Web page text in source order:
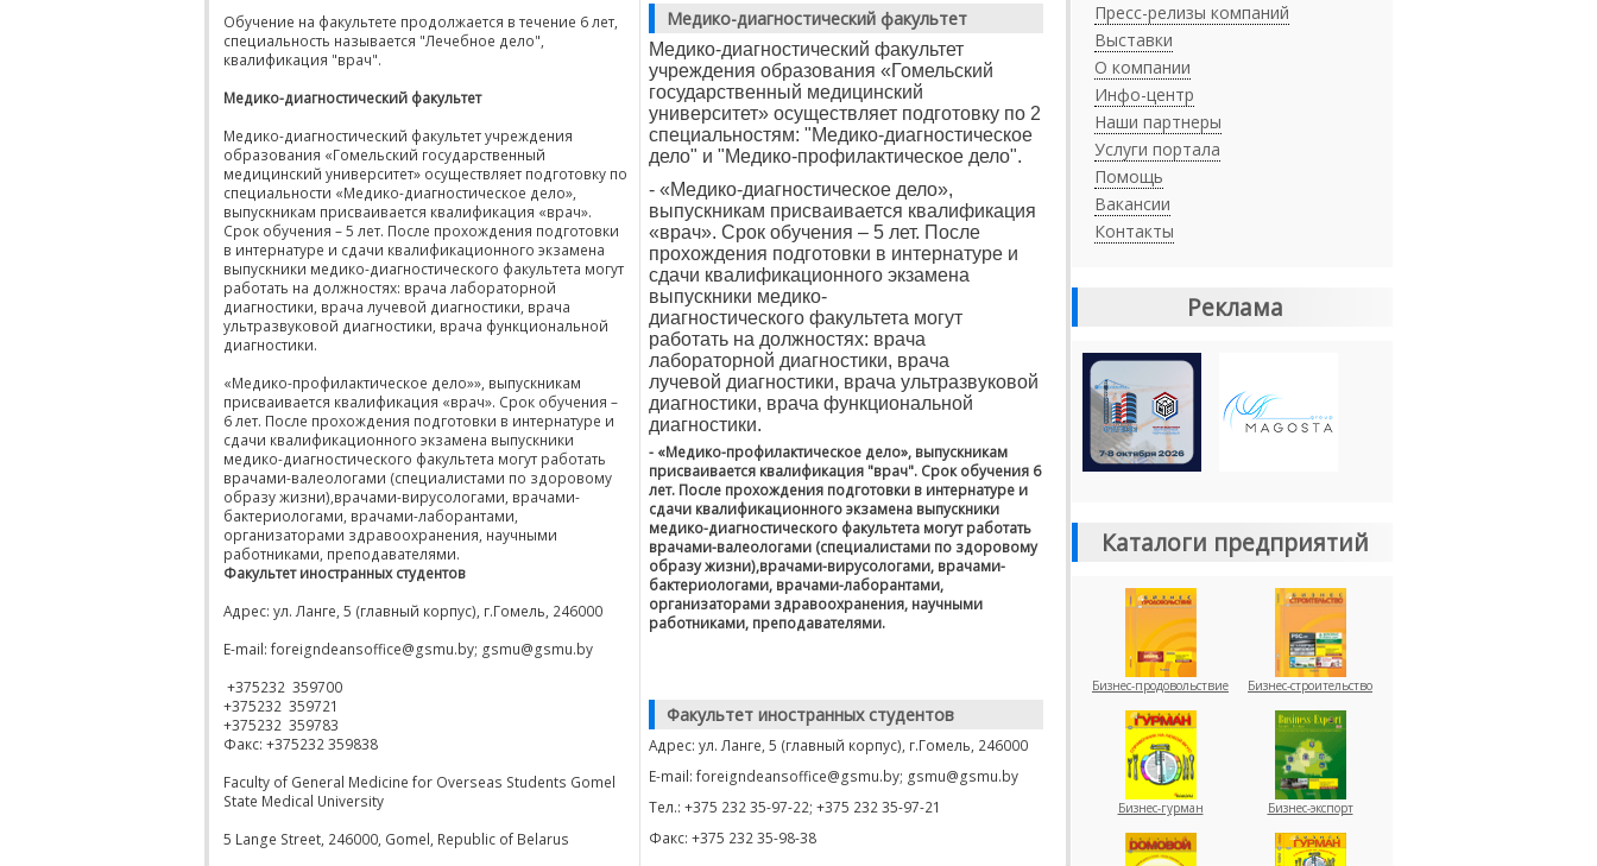
Обучение на факультете продолжается в течение 6 лет,
специальность называется "Лечебное дело",
квалификация "врач".
Медико-диагностический факультет
Медико-диагностический факультет учреждения
образования «Гомельский государственный
медицинский университет» осуществляет подготовку по
специальности «Медико-диагностическое дело»,
выпускникам присваивается квалификация «врач».
Срок обучения – 5 лет. После прохождения подготовки
в интернатуре и сдачи квалификационного экзамена
выпускники медико-диагностического факультета могут
работать на должностях: врача лабораторной
диагностики, врача лучевой диагностики, врача
ультразвуковой диагностики, врача функциональной
диагностики.
«Медико-профилактическое дело»», выпускникам
присваивается квалификация «врач». Срок обучения –
6 лет. После прохождения подготовки в интернатуре и
сдачи квалификационного экзамена выпускники
медико-диагностического факультета могут работать
врачами-валеологами (специалистами по здоровому
образу жизни),врачами-вирусологами, врачами-
бактериологами, врачами-лаборантами,
организаторами здравоохранения, научными
работниками, преподавателями.
Факультет иностранных студентов
Адрес: ул. Ланге, 5 (главный корпус), г.Гомель, 246000
E-mail: foreigndeansoffice@gsmu.by; gsmu@gsmu.by
+375232 359700
+375232 359721
+375232 359783
Факс: +375232 359838
Faculty of General Medicine for Overseas Students Gomel
State Medical University
5 Lange Street, 246000, Gomel, Republic of Belarus
Медико-диагностический факультет
Медико-диагностический факультет
учреждения образования «Гомельский
государственный медицинский
университет» осуществляет подготовку по 2
специальностям: "Медико-диагностическое
дело" и "Медико-профилактическое дело".
- «Медико-диагностическое дело»,
выпускникам присваивается квалификация
«врач». Срок обучения – 5 лет. После
прохождения подготовки в интернатуре и
сдачи квалификационного экзамена
выпускники медико-
диагностического факультета могут
работать на должностях: врача
лабораторной диагностики, врача
лучевой диагностики, врача ультразвуковой
диагностики, врача функциональной
диагностики.
- «Медико-профилактическое дело», выпускникам
присваивается квалификация "врач". Срок обучения 6
лет. После прохождения подготовки в интернатуре и
сдачи квалификационного экзамена выпускники
медико-диагностического факультета могут работать
врачами-валеологами (специалистами по здоровому
образу жизни),врачами-вирусологами, врачами-
бактериологами, врачами-лаборантами,
организаторами здравоохранения, научными
работниками, преподавателями.
Факультет иностранных студентов
Адрес: ул. Ланге, 5 (главный корпус), г.Гомель, 246000
E-mail: foreigndeansoffice@gsmu.by; gsmu@gsmu.by
Тел.: +375 232 35-97-22; +375 232 35-97-21
Факс: +375 232 35-98-38
Пресс-релизы компаний
Выставки
О компании
Инфо-центр
Наши партнеры
Услуги портала
Помощь
Вакансии
Контакты
Реклама
Каталоги предприятий
Бизнес-продовольствие Бизнес-строительство
Бизнес-гурман Бизнес-экспорт